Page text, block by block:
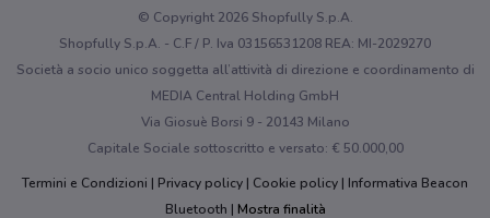
© Copyright 2026 Shopfully S.p.A.
Shopfully S.p.A. - C.F / P. Iva 03156531208 REA: MI-2029270
Società a socio unico soggetta all’attività di direzione e coordinamento di
MEDIA Central Holding GmbH
Via Giosuè Borsi 9 - 20143 Milano
Capitale Sociale sottoscritto e versato: € 50.000,00
Termini e Condizioni
Privacy policy Cookie policy
Informativa Beacon
Bluetooth
Mostra finalità